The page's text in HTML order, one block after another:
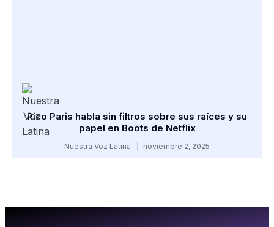
Rico Paris habla sin filtros sobre sus raíces y su
papel en Boots de Netflix
Nuestra Voz Latina noviembre 2, 2025